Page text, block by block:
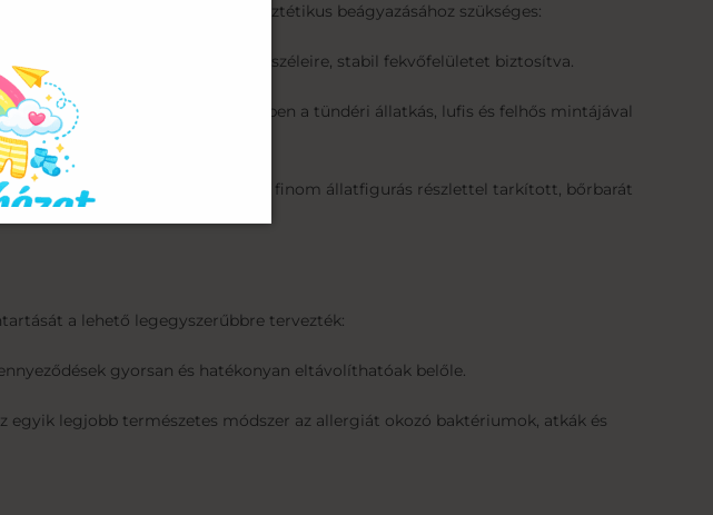
vagy bölcső tökéletes és esztétikus beágyazásához szükséges:
ráhajtható a matrac széleire, stabil fekvőfelületet biztosítva.
a szennyeződésektől, miközben a tündéri állatkás, lufis és felhős mintájával
méretezett, apró pöttyökkel és finom állatfigurás részlettel tarkított, bőrbarát
a lehető legegyszerűbbre tervezték:
gyorsan és hatékonyan eltávolíthatóak belőle.
legjobb természetes módszer az allergiát okozó baktériumok, atkák és